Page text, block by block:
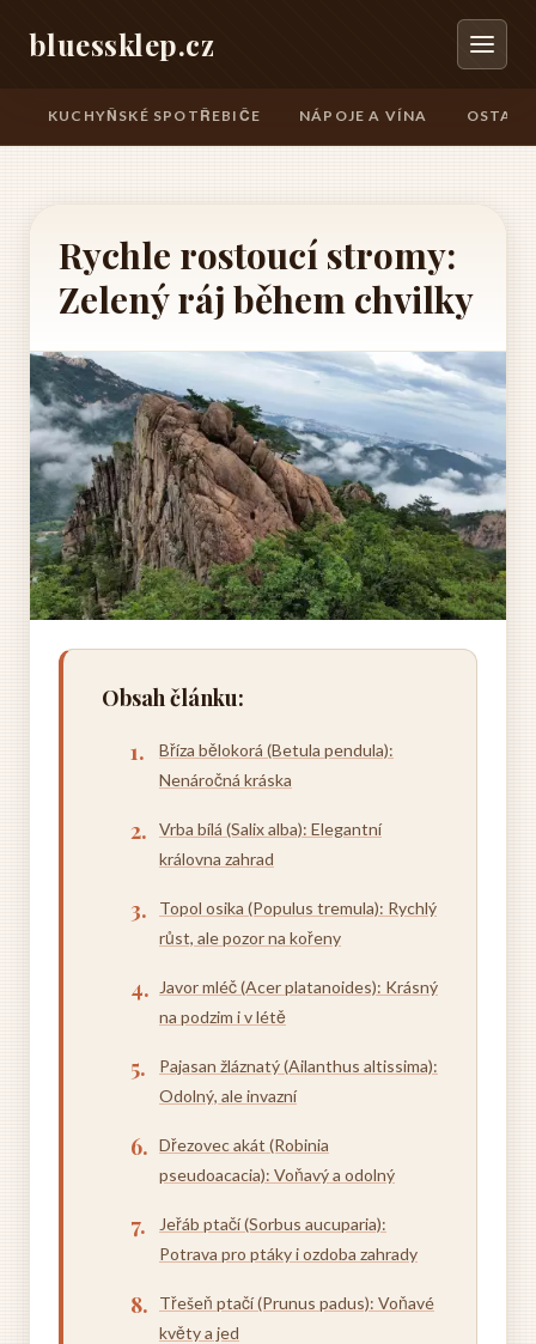
bluessklep.cz
KUCHYŇSKÉ SPOTŘEBIČE NÁPOJE A VÍNA
Rychle rostoucí stromy:
Zelený ráj během chvilky
Obsah článku:
Bříza bělokorá (Betula pendula):
Nenáročná kráska
Vrba bílá (Salix alba): Elegantní
královna zahrad
Topol osika (Populus tremula): Rychlý
růst, ale pozor na kořeny
Javor mléč (Acer platanoides): Krásný
na podzim i v létě
Pajasan žláznatý (Ailanthus altissima):
Odolný, ale invazní
Dřezovec akát (Robinia
pseudoacacia): Voňavý a odolný
Jeřáb ptačí (Sorbus aucuparia):
Potrava pro ptáky i ozdoba zahrady
Třešeň ptačí (Prunus padus): Voňavé
květy a jed